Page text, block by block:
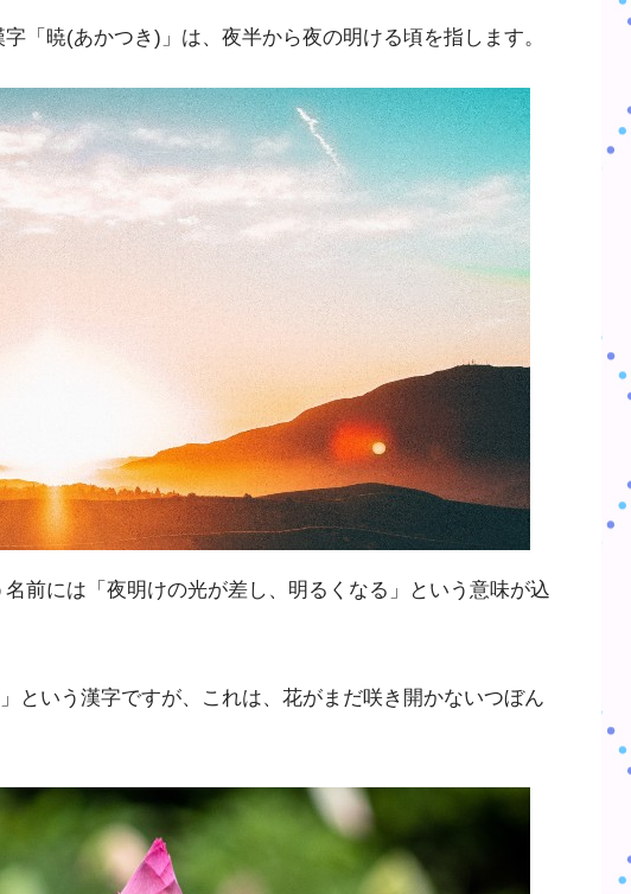
「暁(あかつき)」は、夜半から夜の明ける頃を指します。
前には「夜明けの光が差し、明るくなる」という意味が込
という漢字ですが、これは、花がまだ咲き開かないつぼん